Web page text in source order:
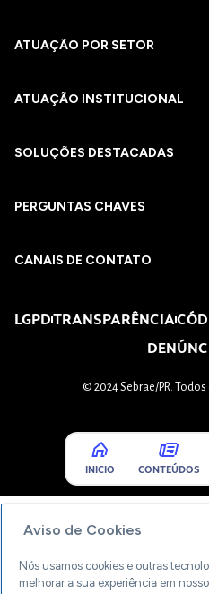
ATUAÇÃO POR SETOR
ATUAÇÃO INSTITUCIONAL
SOLUÇÕES DESTACADAS
PERGUNTAS CHAVES​
CANAIS DE CONTATO
LGPDTRANSPARÊNCIA
© 2024 Sebrae/PR.
INICIO CONTEÚDOS
Aviso de Cookies
Nós usamos cookies e outras
melhorar a sua experiência em